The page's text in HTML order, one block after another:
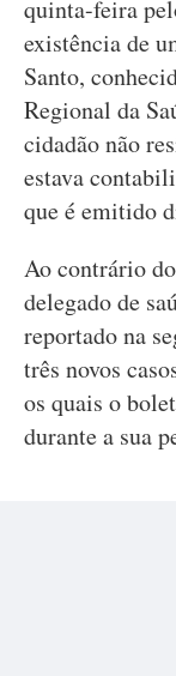
quinta-feira
existência de
Santo,
Regional da
cidadão não
estava
que é emitido
Ao contrário
delegado de
reportado na
três novos
os quais o
durante a sua